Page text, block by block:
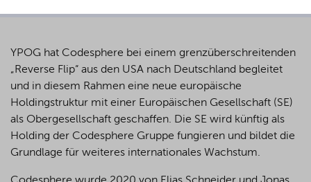
By clicking on "Settings", you can individualize your
choice of optional cookies. You can revoke or change
cookiebutton at the bottom of our website.
For more details, see the cookie settings and our
YPOG hat Codesphere bei einem grenzüberschreitenden
„Reverse Flip“ aus den USA nach Deutschland begleitet
und in diesem Rahmen eine neue europäische
Holdingstruktur mit einer Europäischen Gesellschaft (SE)
als Obergesellschaft geschaffen. Die SE wird künftig als
Holding der Codesphere Gruppe fungieren und bildet die
Grundlage für weiteres internationales Wachstum.